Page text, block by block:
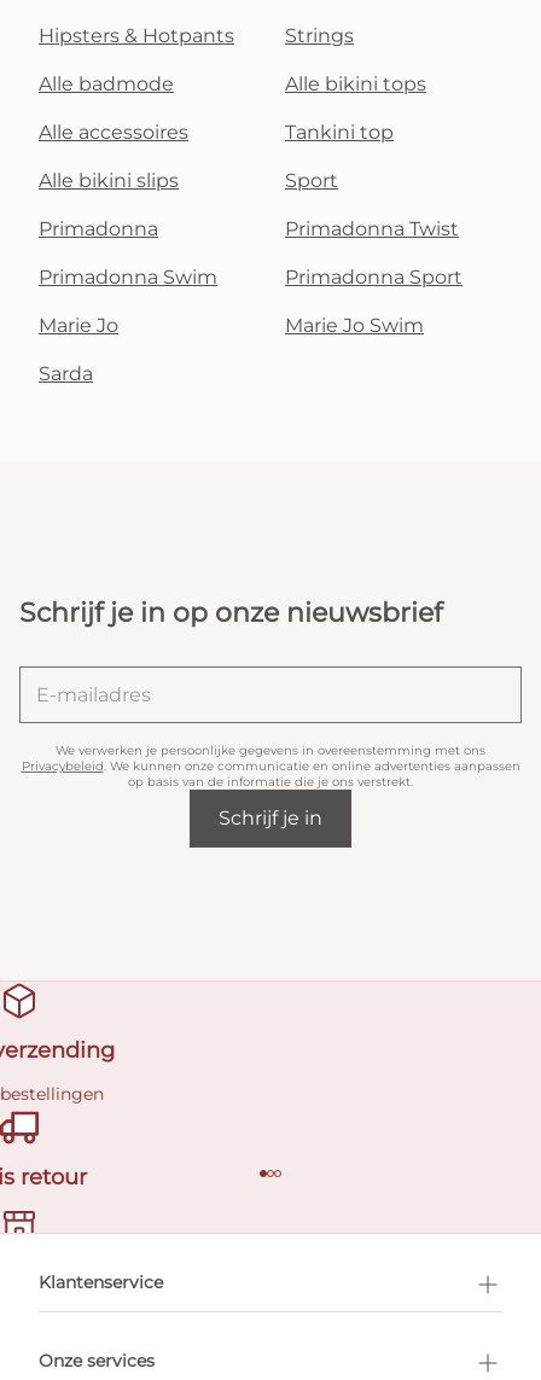
Hipsters & Hotpants Strings
Alle badmode Alle bikini tops
Alle accessoires Tankini top
Alle bikini slips Sport
Primadonna Primadonna Twist
Primadonna Swim Primadonna Sport
Marie Jo Marie Jo Swim
Sarda
Schrijf je in op onze nieuwsbrief
We verwerken je persoonlijke gegevens in overeenstemming met ons
Privacybeleid. We kunnen onze communicatie en online advertenties aanpassen
op basis van de informatie die je ons verstrekt.
Schrijf je in
retour
afspraak
Klantenservice
Onze services